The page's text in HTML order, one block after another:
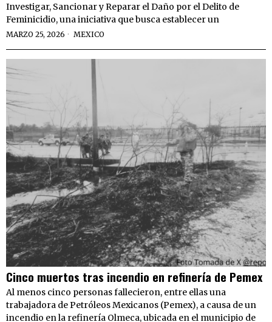
Investigar, Sancionar y Reparar el Daño por el Delito de
Feminicidio, una iniciativa que busca establecer un
MARZO 25, 2026 MEXICO
Cinco muertos tras incendio en refinería de Pemex
Al menos cinco personas fallecieron, entre ellas una
trabajadora de Petróleos Mexicanos (Pemex), a causa de un
incendio en la refinería Olmeca, ubicada en el municipio de